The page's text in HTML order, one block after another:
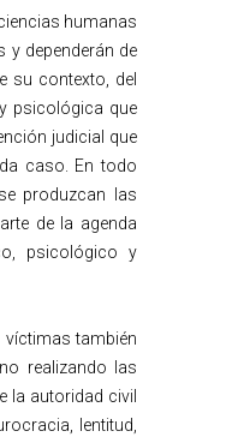
humanas
y dependerán de
su contexto, del
psicológica que
judicial que
caso. En todo
produzcan las
de la agenda
psicológico y
también
realizando las
la autoridad civil
lentitud,